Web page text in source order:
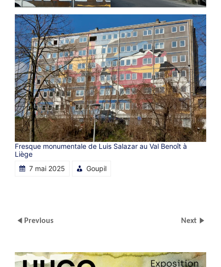
Fresque monumentale de Luis Salazar au Val Benoît à
Liège
7 mai 2025
Goupil
Previous Next